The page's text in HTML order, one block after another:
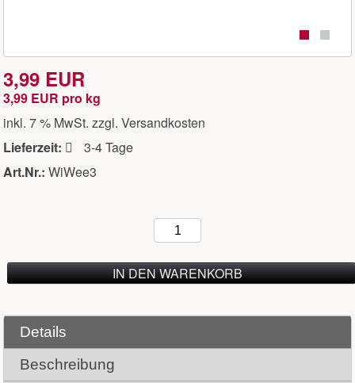
3,99 EUR
3,99 EUR pro kg
inkl. 7 % MwSt. zzgl. Versandkosten
Lieferzeit:
3-4 Tage
Art.Nr.: WiWee3
IN DEN WARENKORB
Details
Beschreibung